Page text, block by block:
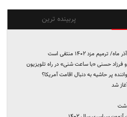
پربینده ترین
فرزاد حسنی «با ساعت شنی» در راه تلویزیون
پر حاشیه به دنبال اقامت آمریکا؟
شد